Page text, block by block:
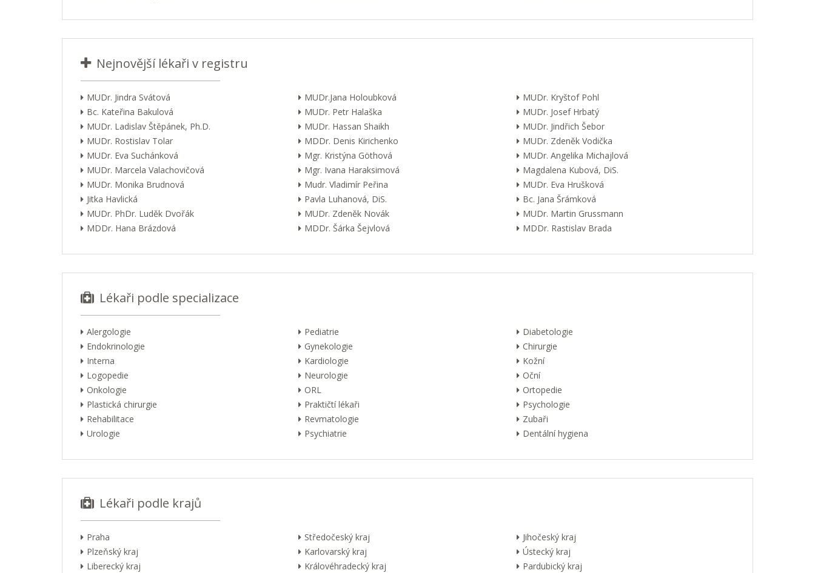
Nejnovější lékaři v registru
MUDr. Jindra Svátová MUDr.Jana Holoubková
MUDr. Kryštof Pohl
Bc. Kateřina Bakulová
MUDr. Petr Halaška
MUDr. Josef Hrbatý
MUDr. Ladislav Štěpánek, Ph.D.
MUDr. Hassan Shaikh
MUDr. Jindřich Šebor
MUDr. Rostislav Tolar
MDDr. Denis Kirichenko
MUDr. Zdeněk Vodička
MUDr. Eva Suchánková
Mgr. Kristýna Göthová
MUDr. Angelika Michajlová
MUDr. Marcela Valachovičová
Mgr. Ivana Haraksimová
Magdalena Kubová, DiS.
MUDr. Monika Brudnová
Mudr. Vladimír Peřina
MUDr. Eva Hrušková
Jitka Havlická
Pavla Luhanová, DiS.
Bc. Jana Šrámková
MUDr. PhDr. Luděk Dvořák
MUDr. Zdeněk Novák
MUDr. Martin Grussmann
MDDr. Hana Brázdová
MDDr. Šárka Šejvlová MDDr. Rastislav Brada
Lékaři podle specializace
Alergologie Pediatrie
Diabetologie
Endokrinologie
Gynekologie
Chirurgie
Interna
Kardiologie
Kožní
Logopedie
Neurologie
Oční
Onkologie
ORL
Ortopedie
Plastická chirurgie
Praktičtí lékaři
Psychologie
Rehabilitace
Revmatologie
Zubaři
Urologie
Psychiatrie Dentální hygiena
Lékaři podle krajů
Praha Středočeský kraj
Jihočeský kraj
Plzeňský kraj
Karlovarský kraj
Ústecký kraj
Liberecký kraj
Královéhradecký kraj
Pardubický kraj